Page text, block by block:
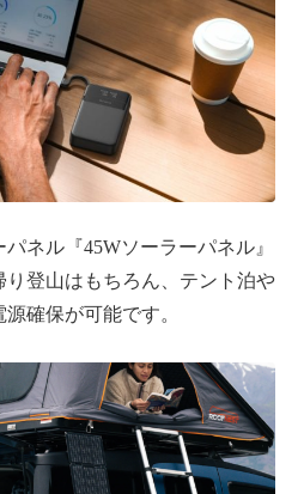
ネル『45Wソーラーパネル』
り登山はもちろん、テント泊や
確保が可能です。